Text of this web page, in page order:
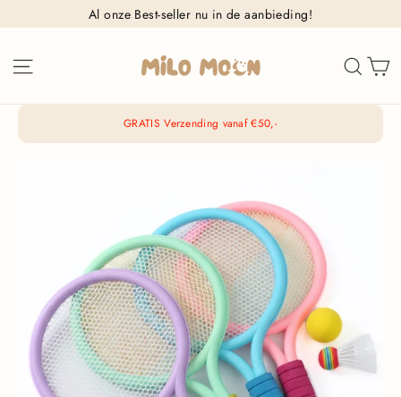
naar
inhoud
Al onze Best-seller nu in de aanbieding!
GRATIS Verzending vanaf €50,-